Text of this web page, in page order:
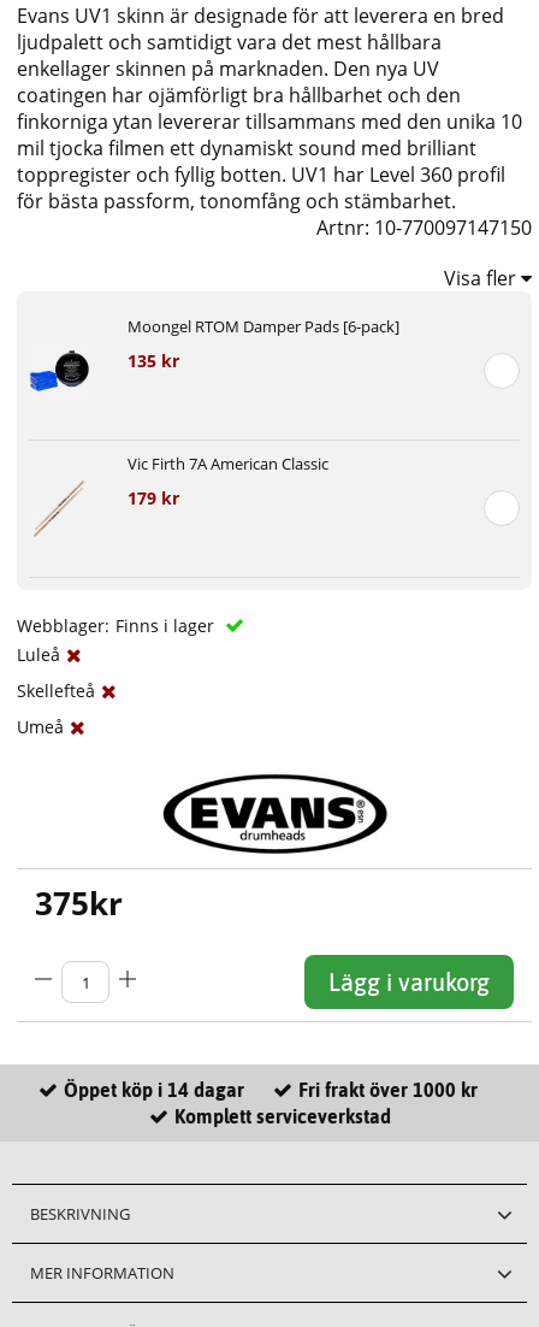
Evans UV1 skinn är designade för att leverera en bred
ljudpalett och samtidigt vara det mest hållbara
enkellager skinnen på marknaden. Den nya UV
coatingen har ojämförligt bra hållbarhet och den
finkorniga ytan levererar tillsammans med den unika 10
mil tjocka filmen ett dynamiskt sound med brilliant
toppregister och fyllig botten. UV1 har Level 360 profil
för bästa passform, tonomfång och stämbarhet.
Artnr: 10-770097147150
Visa fler
Moongel RTOM Damper Pads [6-pack]
135 kr
Vic Firth 7A American Classic
179 kr
Webblager: Finns i lager
Luleå
Skellefteå
Umeå
375kr
Lägg i varukorg
Öppet köp i 14 dagar
Fri frakt över 1000 kr
Komplett serviceverkstad
BESKRIVNING
MER INFORMATION